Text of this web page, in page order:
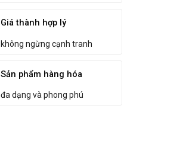
Giá thành hợp lý
không ngừng cạnh tranh
Sản phẩm hàng hóa
đa dạng và phong phú